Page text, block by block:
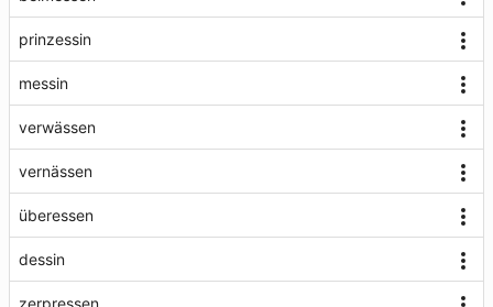
prinzessin
messin
verwässen
vernässen
überessen
dessin
zerpressen